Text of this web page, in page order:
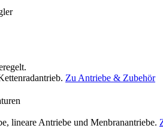
Zu Antriebe & Zubehör
lineare Antriebe und Menbranantriebe.